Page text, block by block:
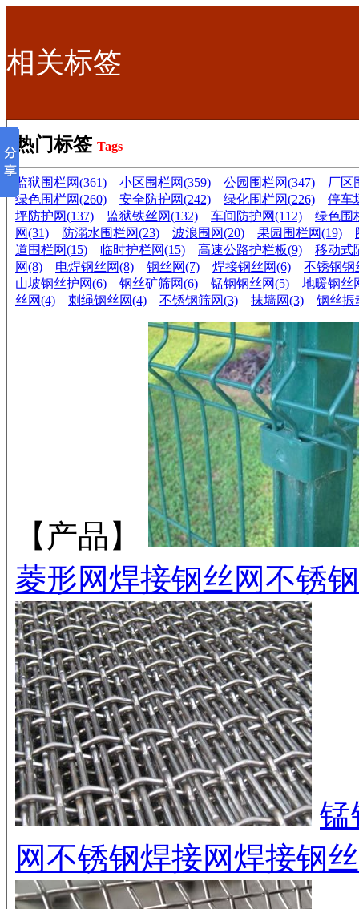
相关标签
热门标签 Tags
监狱围栏网(361) 小区围栏网(359) 公园围栏网(347)
厂区
绿色围栏网(260)
安全防护网(242) 绿化围栏网(226)
停车
坪防护网(137)
监狱铁丝网(132) 车间防护网(112)
绿色围
网(31)
防溺水围栏网(23) 波浪围网(20) 果园围栏网(19)
道围栏网(15)
临时护栏网(15) 高速公路护栏板(9)
移动式
网(8)
电焊钢丝网(8) 钢丝网(7) 焊接钢丝网(6)
不锈钢钢
山坡钢丝护网(6)
钢丝矿筛网(6) 锰钢钢丝网(5)
地暖钢丝
丝网(4)
刺绳钢丝网(4) 不锈钢筛网(3) 抹墙网(3) 钢丝振
【产品】
菱形网焊接钢丝网不锈
锰
网不锈钢焊接网焊接钢